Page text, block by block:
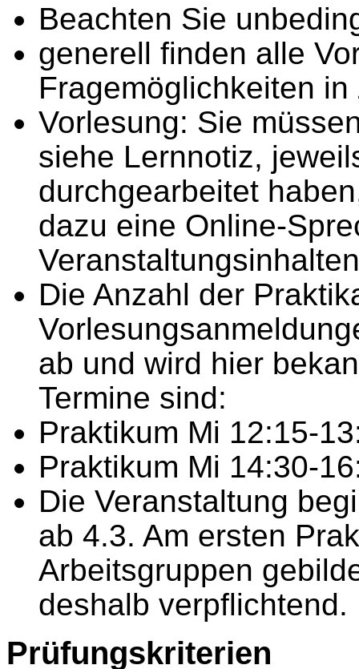
Beachten Sie
generell finden alle
Fragemöglichkeiten in
Vorlesung: Sie
siehe Lernnotiz,
durchgearbeitet
dazu eine Online-
Die Anzahl der
ab und wird hier
Termine sind:
Praktikum Mi 12:15-
Praktikum Mi 14:30-
Die Veranstaltung
ab 4.3. Am ersten
Arbeitsgruppen
deshalb verpflichtend.
Prüfungskriterien